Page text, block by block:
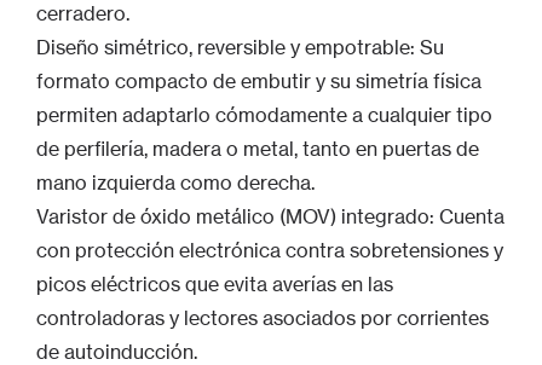
cerradero.
Diseño simétrico, reversible y empotrable: Su
formato compacto de embutir y su simetría física
permiten adaptarlo cómodamente a cualquier tipo
de perfilería, madera o metal, tanto en puertas de
mano izquierda como derecha.
Varistor de óxido metálico (MOV) integrado: Cuenta
con protección electrónica contra sobretensiones y
picos eléctricos que evita averías en las
controladoras y lectores asociados por corrientes
de autoinducción.